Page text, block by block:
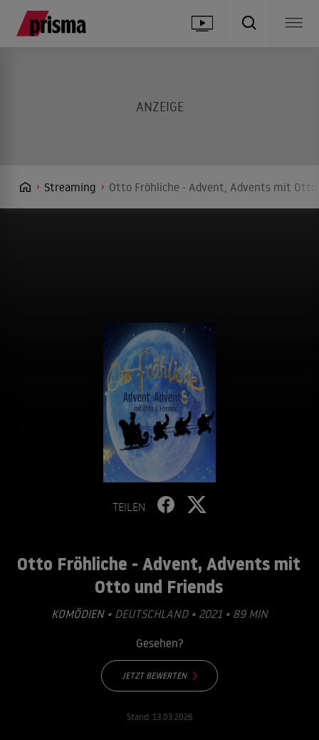
Streaming Otto Fröhliche - Advent, Advents mit
TEILEN
Otto Fröhliche - Advent, Advents mit
Otto und Friends
KOMÖDIEN• DEUTSCHLAND • 2021 • 89 MIN
Gesehen?
JETZT BEWERTEN
Stand: 13.03.2026